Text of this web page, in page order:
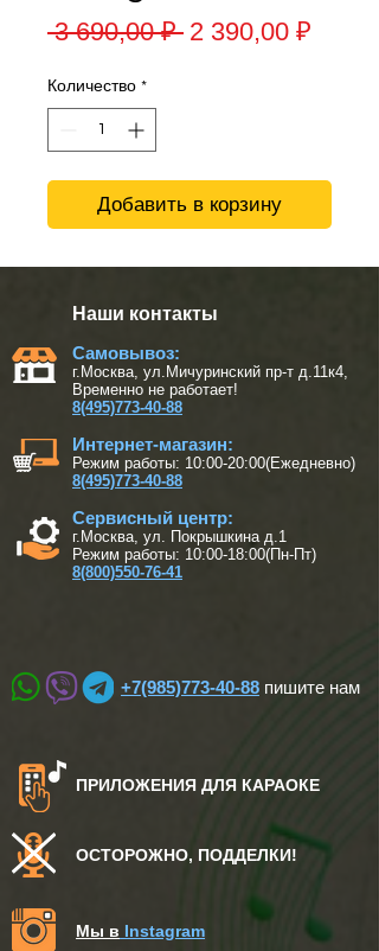
3 690,00 ₽ Обычная
2 390,00 ₽
Количество *
Добавить в корзину
Наши контакты
Самовывоз:
г.Москва, ул.Мичуринский пр-т д.11к4,
Временно не работает!
8(495)773-40-88
Интернет-магазин:
Режим работы: 10:00-20:00(Ежедневно)
8(495)773-40-88
Сервисный центр:
г.Москва, ул. Покрышкина д.1
Режим работы: 10:00-18:00(Пн-Пт)
8(800)550-76-41
+7(985)773-40-88 пишите нам
ПРИЛОЖЕНИЯ ДЛЯ КАРАОКЕ
ОСТОРОЖНО, ПОДДЕЛКИ!
Мы в Instagram